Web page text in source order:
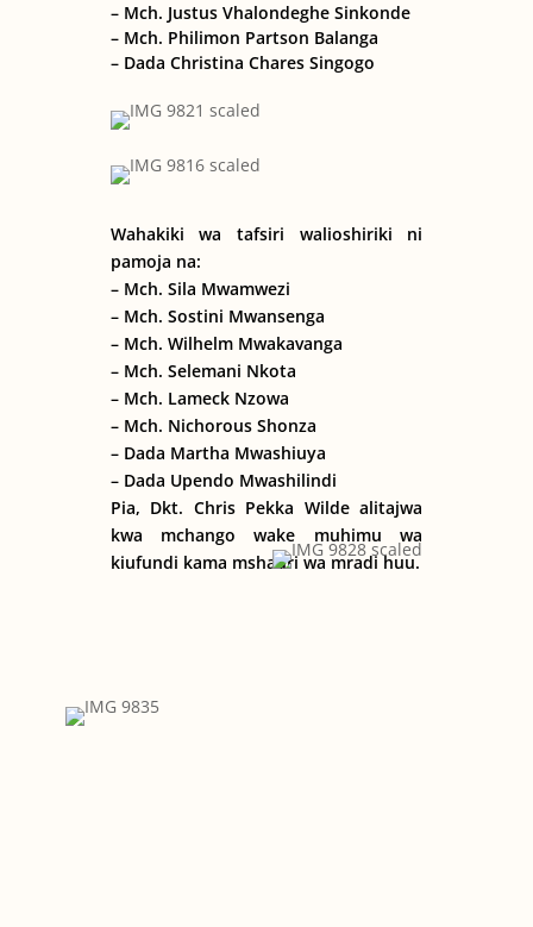
– Mch. Justus Vhalondeghe Sinkonde
– Mch. Philimon Partson Balanga
– Dada Christina Chares Singogo
Wahakiki wa tafsiri walioshiriki ni
pamoja na:
– Mch. Sila Mwamwezi
– Mch. Sostini Mwansenga
– Mch. Wilhelm Mwakavanga
– Mch. Selemani Nkota
– Mch. Lameck Nzowa
– Mch. Nichorous Shonza
– Dada Martha Mwashiuya
– Dada Upendo Mwashilindi
Pia, Dkt. Chris Pekka Wilde alitajwa
kwa mchango wake muhimu wa
kiufundi kama mshauri wa mradi huu.